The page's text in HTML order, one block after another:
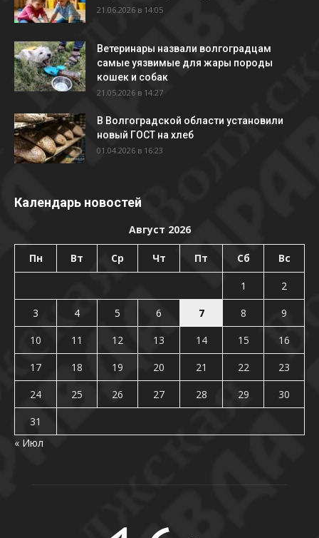
21.06.2026 в 14:05
Ветеринары назвали волгоградцам
самые уязвимые для жары породы
кошек и собак
21.05.2026 в 14:27
В Волгоградской области установили
новый ГОСТ на хлеб
01.04.2026 в 16:23
Календарь новостей
Август 2026
Пн Вт Ср Чт Пт Сб Вс
1
2
3
4 5 6 7 8
9
10
11 12 13 14 15
16
17
18 19 20 21 22
23
24
25 26 27 28 29
30
31
« Июл